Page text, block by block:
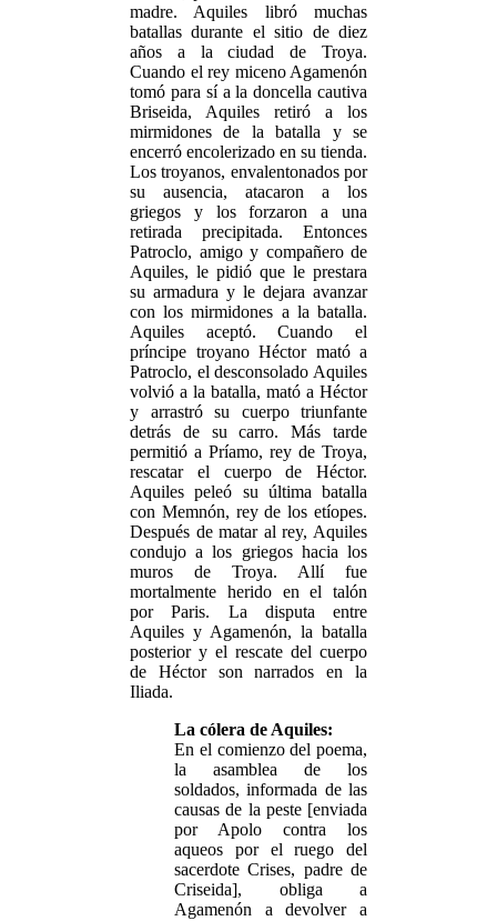
madre. Aquiles libró muchas
batallas durante el sitio de diez
años a la ciudad de Troya.
Cuando el rey miceno Agamenón
tomó para sí a la doncella cautiva
Briseida, Aquiles retiró a los
mirmidones de la batalla y se
encerró encolerizado en su tienda.
Los troyanos, envalentonados por
su ausencia, atacaron a los
griegos y los forzaron a una
retirada precipitada. Entonces
Patroclo, amigo y compañero de
Aquiles, le pidió que le prestara
su armadura y le dejara avanzar
con los mirmidones a la batalla.
Aquiles aceptó. Cuando el
príncipe troyano Héctor mató a
Patroclo, el desconsolado Aquiles
volvió a la batalla, mató a Héctor
y arrastró su cuerpo triunfante
detrás de su carro. Más tarde
permitió a Príamo, rey de Troya,
rescatar el cuerpo de Héctor.
Aquiles peleó su última batalla
con Memnón, rey de los etíopes.
Después de matar al rey, Aquiles
condujo a los griegos hacia los
muros de Troya. Allí fue
mortalmente herido en el talón
por Paris. La disputa entre
Aquiles y Agamenón, la batalla
posterior y el rescate del cuerpo
de Héctor son narrados en la
Iliada.
La cólera de Aquiles:
En el comienzo del poema,
la asamblea de los
soldados, informada de las
causas de la peste [enviada
por Apolo contra los
aqueos por el ruego del
sacerdote Crises, padre de
Criseida], obliga a
Agamenón a devolver a